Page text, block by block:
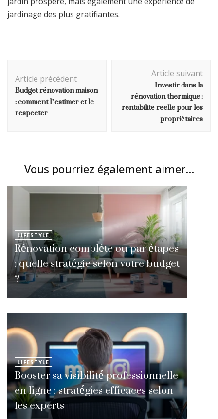
jardinage des plus gratifiantes.
d'article
Article précédent
Budget rénovation maison
: comment l’estimer et le
respecter
Article suivant
Investir dans la
rénovation thermique :
rentabilité réelle pour les
propriétaires
Vous pourriez également aimer...
LIFESTYLE
Rénovation complète ou par étapes
: quelle stratégie selon votre budget
?
LIFESTYLE
Booster sa visibilité professionnelle
en ligne : stratégies efficaces selon
les experts